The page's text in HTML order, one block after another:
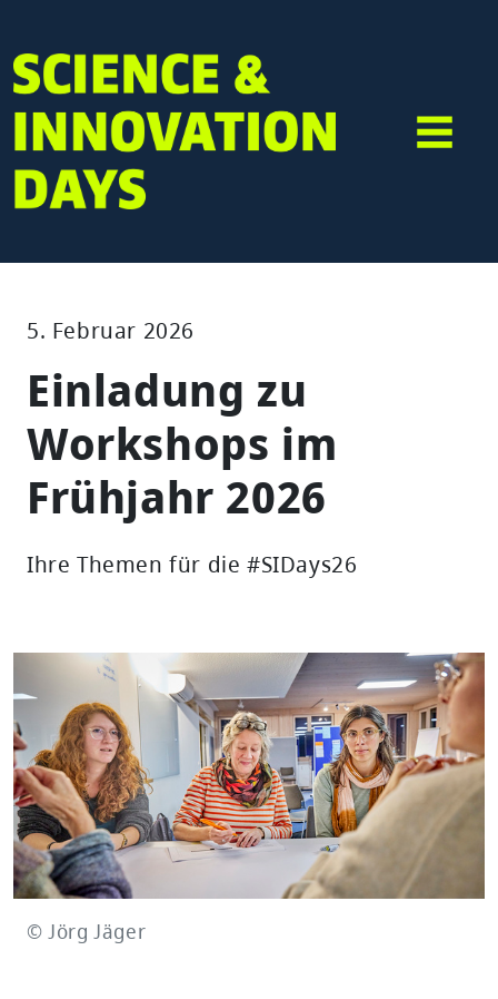
5. Februar 2026
Einladung zu
Workshops im
Frühjahr 2026
Ihre Themen für die #SIDays26
© Jörg Jäger